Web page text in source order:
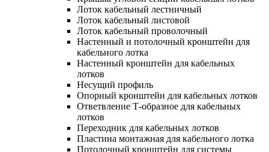
Лоток кабельный лестничный
Лоток кабельный листовой
Лоток кабельный проволочный
Настенный и потолочный кронштейн для
кабельного лотка
Настенный кронштейн для кабельных
лотков
Несущий профиль
Опорный кронштейн для кабельных лотков
Ответвление Т-образное для кабельных
лотков
Переходник для кабельных лотков
Пластина монтажная для кабельного лотка
Потолочный кронштейн для системы